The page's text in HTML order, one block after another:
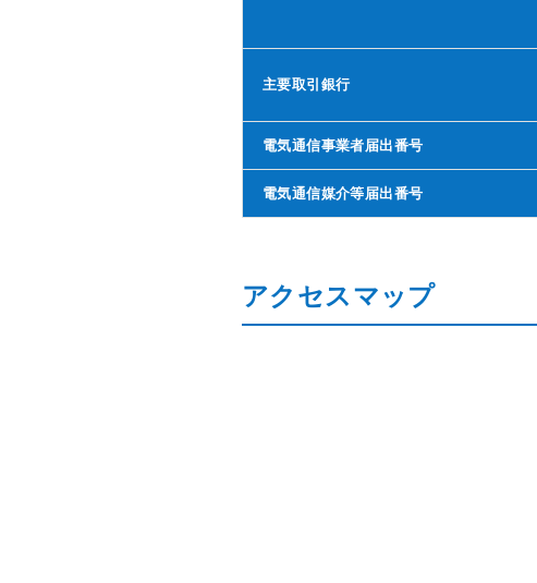
主要取引銀行
電気通信事業者届出番号
電気通信媒介等届出番号
アクセスマップ